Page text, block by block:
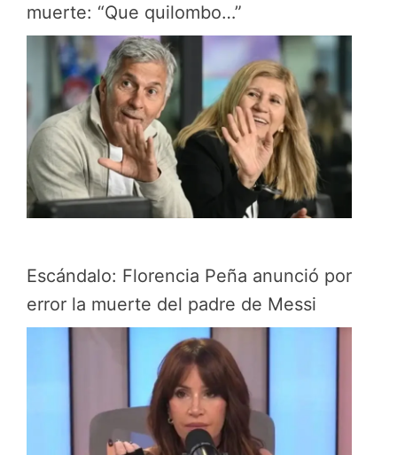
muerte: “Que quilombo…”
Escándalo: Florencia Peña anunció por
error la muerte del padre de Messi